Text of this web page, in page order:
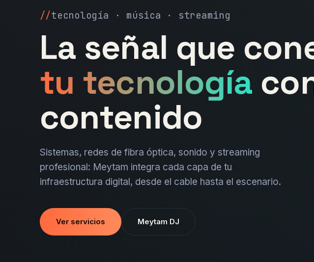
tecnología · música · streaming
La señal que
tu tecnología
contenido
Sistemas, redes de fibra óptica, sonido y streaming
profesional: Meytam integra cada capa de tu
infraestructura digital, desde el cable hasta el escenario.
Ver servicios Meytam DJ